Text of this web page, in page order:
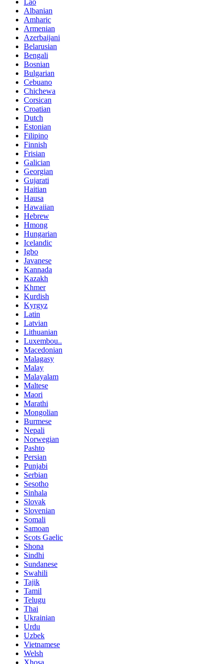
Lao
Albanian
Amharic
Armenian
Azerbaijani
Belarusian
Bengali
Bosnian
Bulgarian
Cebuano
Chichewa
Corsican
Croatian
Dutch
Estonian
Filipino
Finnish
Frisian
Galician
Georgian
Gujarati
Haitian
Hausa
Hawaiian
Hebrew
Hmong
Hungarian
Icelandic
Igbo
Javanese
Kannada
Kazakh
Khmer
Kurdish
Kyrgyz
Latin
Latvian
Lithuanian
Luxembou..
Macedonian
Malagasy
Malay
Malayalam
Maltese
Maori
Marathi
Mongolian
Burmese
Nepali
Norwegian
Pashto
Persian
Punjabi
Serbian
Sesotho
Sinhala
Slovak
Slovenian
Somali
Samoan
Scots Gaelic
Shona
Sindhi
Sundanese
Swahili
Tajik
Tamil
Telugu
Thai
Ukrainian
Urdu
Uzbek
Vietnamese
Welsh
Xhosa